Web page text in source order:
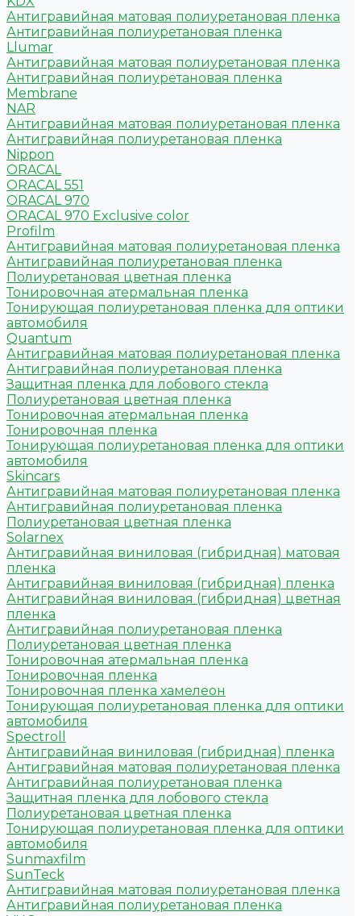
Антигравийная матовая полиуретановая пленка
Антигравийная полиуретановая пленка
Llumar
Антигравийная матовая полиуретановая пленка
Антигравийная полиуретановая пленка
Membrane
NAR
Антигравийная матовая полиуретановая пленка
Антигравийная полиуретановая пленка
Nippon
ORACAL
ORACAL 551
ORACAL 970
ORACAL 970 Exclusive color
Profilm
Антигравийная матовая полиуретановая пленка
Антигравийная полиуретановая пленка
Полиуретановая цветная пленка
Тонировочная атермальная пленка
Тонирующая полиуретановая пленка для оптики
автомобиля
Quantum
Антигравийная матовая полиуретановая пленка
Антигравийная полиуретановая пленка
Защитная пленка для лобового стекла
Полиуретановая цветная пленка
Тонировочная атермальная пленка
Тонировочная пленка
Тонирующая полиуретановая пленка для оптики
автомобиля
Skincars
Антигравийная матовая полиуретановая пленка
Антигравийная полиуретановая пленка
Полиуретановая цветная пленка
Solarnex
Антигравийная виниловая (гибридная) матовая
пленка
Антигравийная виниловая (гибридная) пленка
Антигравийная виниловая (гибридная) цветная
пленка
Антигравийная полиуретановая пленка
Полиуретановая цветная пленка
Тонировочная атермальная пленка
Тонировочная пленка
Тонировочная пленка хамелеон
Тонирующая полиуретановая пленка для оптики
автомобиля
Spectroll
Антигравийная виниловая (гибридная) пленка
Антигравийная матовая полиуретановая пленка
Антигравийная полиуретановая пленка
Защитная пленка для лобового стекла
Полиуретановая цветная пленка
Тонирующая полиуретановая пленка для оптики
автомобиля
Sunmaxfilm
SunTeck
Антигравийная матовая полиуретановая пленка
Антигравийная полиуретановая пленка